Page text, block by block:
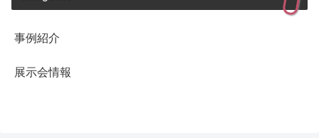
事例紹介
展示会情報